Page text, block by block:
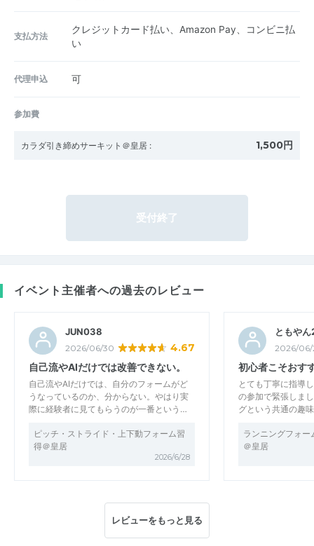
支払方法
クレジットカード払い、Amazon Pay、コンビニ払
い
代理申込 可
参加費
カラダ引き締めサーキット＠皇居 : 1,500円
受付終了
イベント主催者への過去のレビュー
JUN038
2026/06/30 4.67
自己流やAIだけでは改善できない。
自己流やAIだけでは、自分のフォームがど
うなっているのか、分からない。やはり実
際に経験者に見てもらうのが一番という…
ピッチ・ストライド・上下動フォーム習
得＠皇居
2026/6/28
ともや
2026/06/
初心者こそおす
とても丁寧に指導
の参加で緊張しま
グという共通の趣
ランニングフォー
＠皇居
レビューをもっと見る